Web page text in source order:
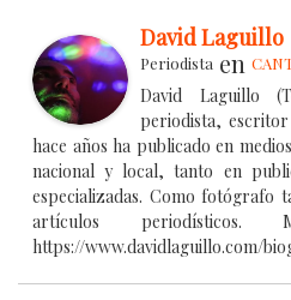
David Laguillo
Periodista en
David Laguillo
periodista,
hace años ha publicado en
nacional y local, tanto en
especializadas. Como fotógrafo
artículos periodísticos.
https://www.davidlaguillo.com/